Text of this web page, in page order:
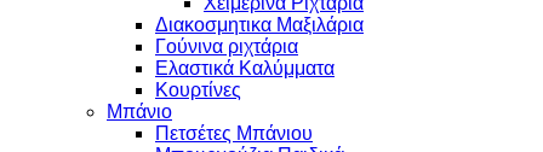
Διακοσμητικα Μαξιλάρια
Γούνινα ριχτάρια
Ελαστικά Καλύμματα
Κουρτίνες
Μπάνιο
Πετσέτες Μπάνιου